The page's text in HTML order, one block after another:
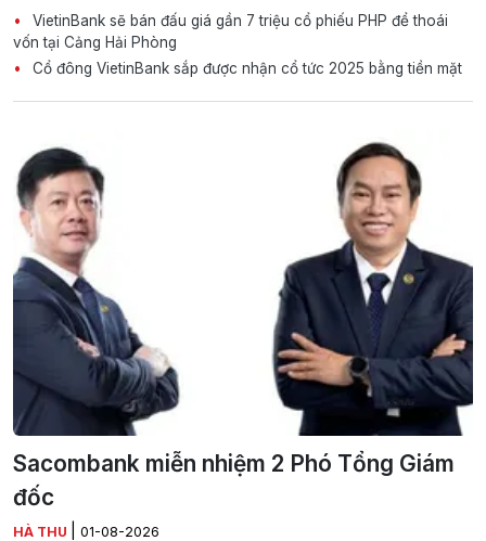
VietinBank sẽ bán đấu giá gần 7 triệu cổ phiếu PHP để thoái
vốn tại Cảng Hải Phòng
Cổ đông VietinBank sắp được nhận cổ tức 2025 bằng tiền mặt
Sacombank miễn nhiệm 2 Phó Tổng Giám
đốc
HÀ THU 01-08-2026